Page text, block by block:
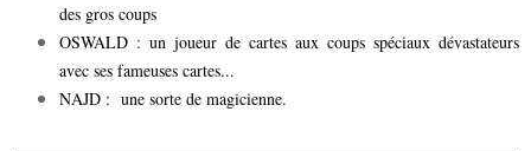
des gros coups
OSWALD : un joueur de cartes aux coups spéciaux dévastateurs
avec ses fameuses cartes...
NAJD : une sorte de magicienne.